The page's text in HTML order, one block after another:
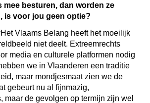
mee besturen, dan worden ze
is voor jou geen optie?
Het Vlaams Belang heeft het moeilijk
niet deelt. Extreemrechts
media en culturele platformen nodig
we in Vlaanderen een traditie
maar mondjesmaat zien we de
gebeurt nu al fijnmazig,
maar de gevolgen op termijn zijn wel